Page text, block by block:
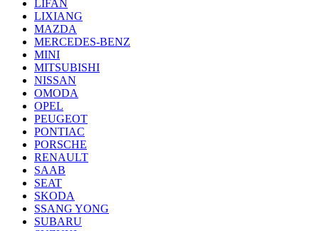
LIFAN
LIXIANG
MAZDA
MERCEDES-BENZ
MINI
MITSUBISHI
NISSAN
OMODA
OPEL
PEUGEOT
PONTIAC
PORSCHE
RENAULT
SAAB
SEAT
SKODA
SSANG YONG
SUBARU